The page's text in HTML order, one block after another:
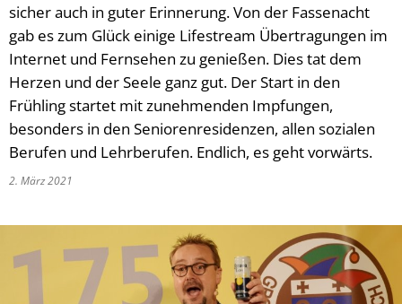
sicher auch in guter Erinnerung. Von der Fassenacht
gab es zum Glück einige Lifestream Übertragungen im
Internet und Fernsehen zu genießen. Dies tat dem
Herzen und der Seele ganz gut. Der Start in den
Frühling startet mit zunehmenden Impfungen,
besonders in den Seniorenresidenzen, allen sozialen
Berufen und Lehrberufen. Endlich, es geht vorwärts.
2. März 2021